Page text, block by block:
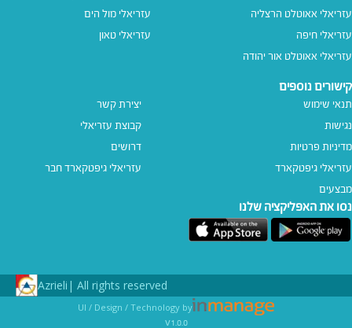
עזריאלי אאוטלט הרצליה
עזריאלי חיפה
עזריאלי אאוטלט אור יהודה
עזריאלי מול הים
עזריאלי טאון
קישורים נוספים
תנאי שימוש
נגישות
מדיניות פרטיות
עזריאלי גיפטקארד
מבצעים
יצירת קשר
קבוצת עזריאלי
דרושים
עזריאלי גיפטקארד חבר‎
נסו את האפליקציה שלנו
All rights reserved |
Azrieli
UI / Design / Technology by
v1.0.0